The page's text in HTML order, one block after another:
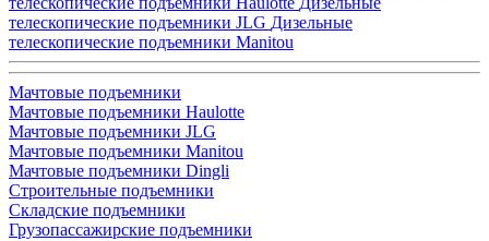
телескопические подъемники JLG Дизельные
телескопические подъемники Manitou
Мачтовые подъемники
Мачтовые подъемники Haulotte
Мачтовые подъемники JLG
Мачтовые подъемники Manitou
Мачтовые подъемники Dingli
Строительные подъемники
Складские подъемники
Грузопассажирские подъемники